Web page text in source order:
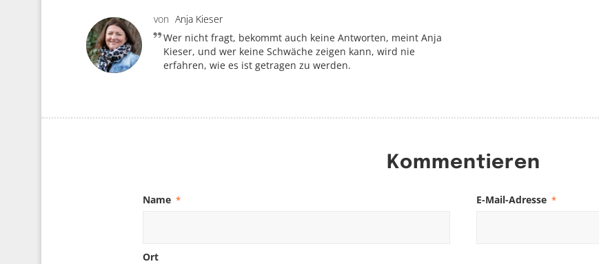
von Anja Kieser
Wer nicht fragt, bekommt auch keine Antworten, meint Anja
Kieser, und wer keine Schwäche zeigen kann, wird nie
erfahren, wie es ist getragen zu werden.
Kommentieren
Name * E-Mail-Adresse *
Ort